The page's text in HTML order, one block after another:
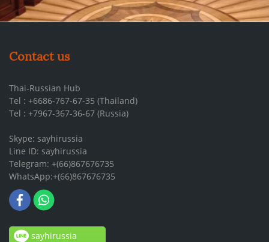
Contact us
Thai-Russian Hub
Tel : +6686-767-67-35 (Thailand)
Tel : +7967-367-36-67 (Russia)
Skype: sayhirussia
Line ID: sayhirussia
Telegram: +(66)867676735
WhatsApp:+(66)867676735
sayhirussia